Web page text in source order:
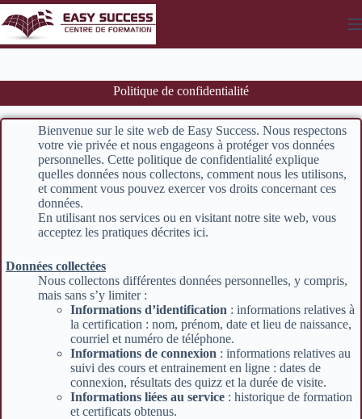
Politique de confidentialité
Bienvenue sur le site web de Easy Success. Nous respectons
votre vie privée et nous engageons à protéger vos données
personnelles. Cette politique de confidentialité explique
quelles données nous collectons, comment nous les utilisons,
et comment vous pouvez exercer vos droits concernant ces
données.
En utilisant nos services ou en visitant notre site web, vous
acceptez les pratiques décrites ici.
Données collectées
Nous collectons différentes données personnelles, y compris,
mais sans s’y limiter :
Informations d’identification : informations relatives à
la certification : nom, prénom, date et lieu de naissance,
courriel et numéro de téléphone.
Informations de connexion : informations relatives au
suivi des cours et entrainement en ligne : dates de
connexion, résultats des quizz et la durée de visite.
Informations liées au service : historique de formation
et certificats obtenus.